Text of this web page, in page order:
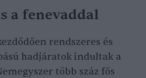
a fenevaddal
rendszeres és
hadjáratok indultak a
több száz fős